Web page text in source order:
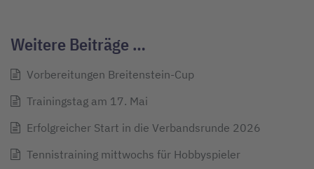
Weitere Beiträge …
Vorbereitungen Breitenstein-Cup
Trainingstag am 17. Mai
Erfolgreicher Start in die Verbandsrunde 2026
Tennistraining mittwochs für Hobbyspieler